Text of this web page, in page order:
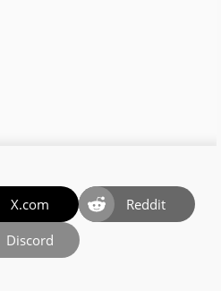
X.com
Reddit
Discord